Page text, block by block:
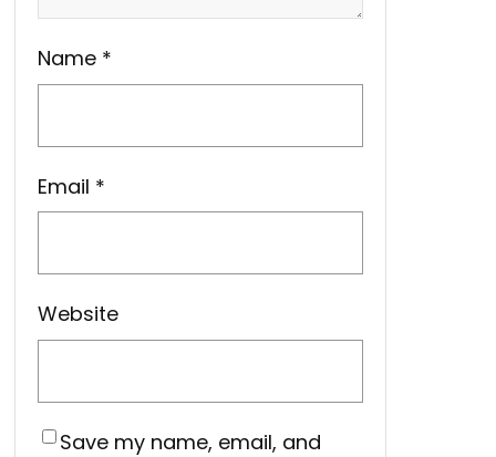
Name *
Email *
Website
Save my name, email, and